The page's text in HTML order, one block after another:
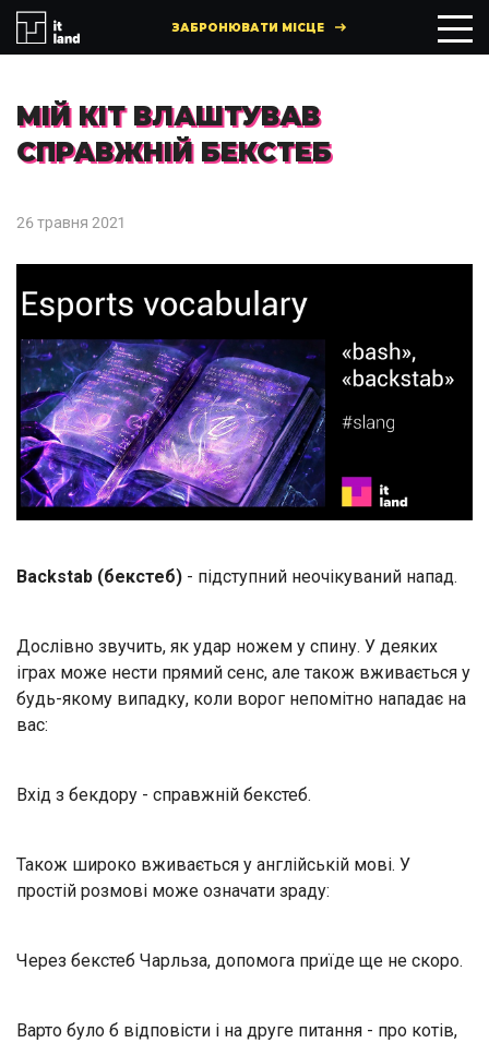
ЗАБРОНЮВАТИ МІСЦЕ
МІЙ КІТ ВЛАШТУВАВ
СПРАВЖНІЙ БЕКСТЕБ
26 травня 2021
Backstab (бекстеб) - підступний неочікуваний напад.
Дослівно звучить, як удар ножем у спину. У деяких
іграх може нести прямий сенс, але також вживається у
будь-якому випадку, коли ворог непомітно нападає на
вас:
Вхід з бекдору - справжній бекстеб.
Також широко вживається у англійській мові. У
простій розмові може означати зраду:
Через бекстеб Чарльза, допомога приїде ще не скоро.
Варто було б відповісти і на друге питання - про котів,